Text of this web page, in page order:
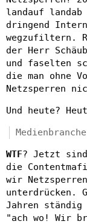
landauf
dringend
wegzufiltern.
der Herr
und faselten
die man ohne
Netzsperren
Und heute?
WTF? Jetzt
die
wir
unterdrücken.
Jahren
"ach wo! Wir